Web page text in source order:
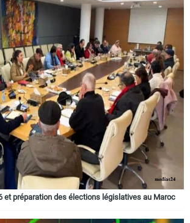
et préparation des élections législatives au Maroc